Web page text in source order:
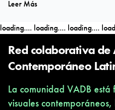
Leer Más
loading.... loading.... loading....
Red colaborativa de
Contemporáneo
La comunidad VADB
visuales